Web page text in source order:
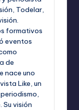
Todelar,
formativos
eventos
de
nace uno
Like, un
visión